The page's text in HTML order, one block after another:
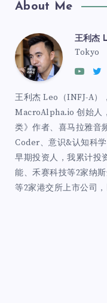
About Me
王利杰
Tokyo
王利杰 Leo（INFJ-A）
MacroAlpha.io 创始人
类》作者、喜马拉雅音
Coder、意识&认知科
早期投资人，我累计投
能、禾赛科技等2家纳
等2家港交所上市公司，